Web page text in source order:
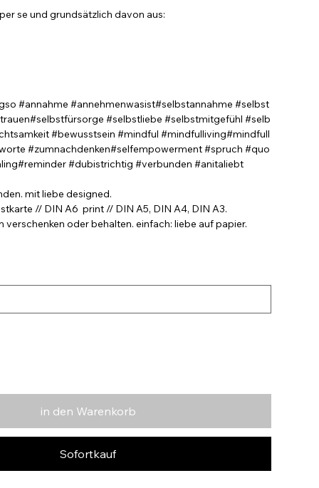
se und grundsätzlich davon aus:
#annahme #annehmenwasist#selbstannahme #selbst
#selbstliebe #selbstmitgefühl #selb
#bewusstsein #mindful #mindfulliving#mindfull
#zumnachdenken#selfempowerment #spruch #quo
#dubistrichtig #verbunden #anitaliebt
mit liebe designed.
// DIN A6 print // DIN A5, DIN A4, DIN A3.
verschenken oder behalten. einfach: liebe auf papier.
in den Warenkorb
Sofortkauf